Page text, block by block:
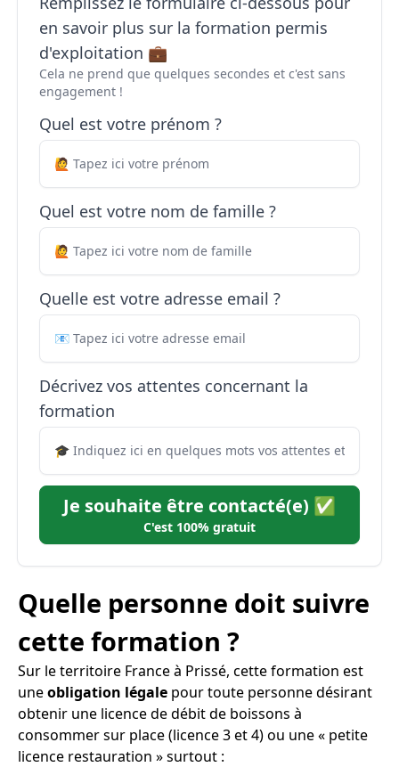
en savoir plus sur la formation permis
d'exploitation 💼
Cela ne prend que quelques secondes et c'est sans
engagement !
Quel est votre prénom ?
Quel est votre nom de famille ?
Quelle est votre adresse email ?
Décrivez vos attentes concernant la
formation
Je souhaite être contacté(e) ✅
C'est 100% gratuit
Quelle personne doit suivre
cette formation ?
Sur le territoire France à Prissé, cette formation est
uneobligation légale pour toute personne désirant
obtenir une licence de débit de boissons à
consommer sur place (licence 3 et 4) ou une « petite
licence restauration » surtout :